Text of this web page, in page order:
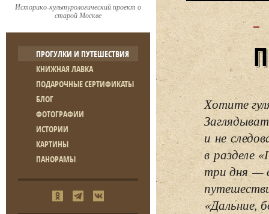
Историко-культурологический проект о
старой Москве
ПРОГУЛКИ И ПУТЕШЕСТВИЯ
КНИЖНАЯ ЛАВКА
ПОДАРОЧНЫЕ СЕРТИФИКАТЫ
БЛОГ
ФОТОГРАФИИ
ИСТОРИИ
КАРТИНЫ
ПАНОРАМЫ
Хотите
и не
в разделе
три дня —
«Дальние,